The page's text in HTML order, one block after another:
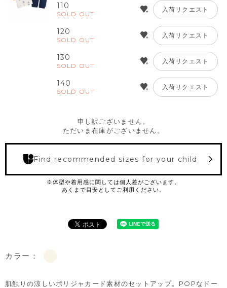
110
SOLD OUT
入荷リクエスト
120
SOLD OUT
入荷リクエスト
130
SOLD OUT
入荷リクエスト
140
SOLD OUT
入荷リクエスト
申し訳ございません。
ただいま在庫がございません。
Find recommended sizes for your child
カラー：
肌触りの涼しいポリジャカード素材のセットアップ。POPなドー